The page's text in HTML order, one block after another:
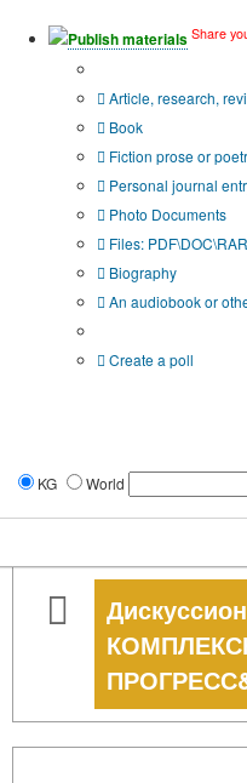
Publish materials Share
Article, research,
Book
Fiction prose or
Personal journal
Photo Documents
Files:
Biography
An audiobook or
Create a poll
KG World